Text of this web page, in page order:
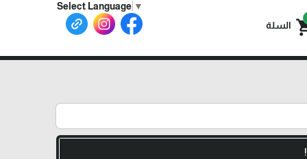
Select Language ▼
السلة